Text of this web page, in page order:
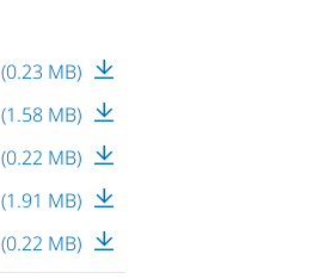
(0.23 MB)
(1.58 MB)
(0.22 MB)
(1.91 MB)
(0.22 MB)